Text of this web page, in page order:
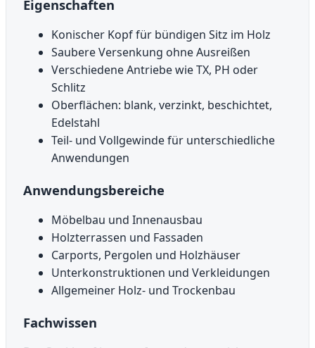
Eigenschaften
Konischer Kopf für bündigen Sitz im Holz
Saubere Versenkung ohne Ausreißen
Verschiedene Antriebe wie TX, PH oder
Schlitz
Oberflächen: blank, verzinkt, beschichtet,
Edelstahl
Teil- und Vollgewinde für unterschiedliche
Anwendungen
Anwendungsbereiche
Möbelbau und Innenausbau
Holzterrassen und Fassaden
Carports, Pergolen und Holzhäuser
Unterkonstruktionen und Verkleidungen
Allgemeiner Holz- und Trockenbau
Fachwissen